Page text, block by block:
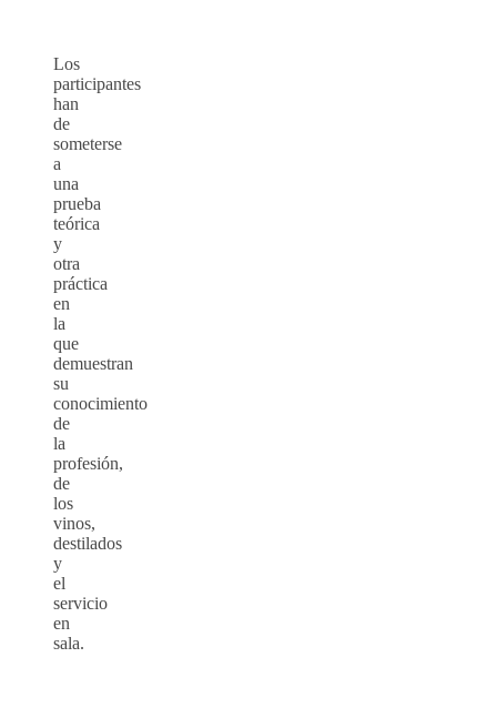
Los
participantes
han
de
someterse
a
una
prueba
teórica
y
otra
práctica
en
la
que
demuestran
su
conocimiento
de
la
profesión,
de
los
vinos,
destilados
y
el
servicio
en
sala.